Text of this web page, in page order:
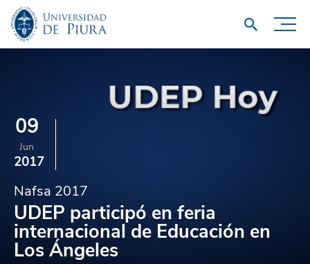
09
Jun
2017
Nafsa 2017
UDEP participó en feria
internacional de Educación en
Los Ángeles